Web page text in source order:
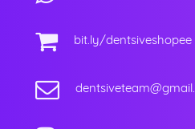
bit.ly/dentsiveshopee